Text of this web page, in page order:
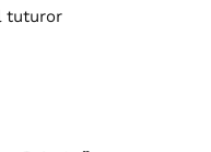
tuturor